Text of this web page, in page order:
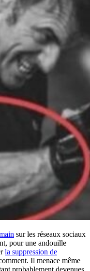
sur les réseaux sociaux
pour une andouille
la suppression de
Il menace même
probablement devenues